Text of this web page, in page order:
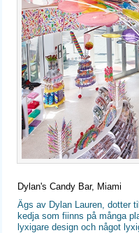
Dylan's Candy Bar, Miami
Ägs av Dylan Lauren, dotter
kedja som fiinns på många
lyxigare design och något